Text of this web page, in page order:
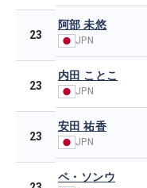
23
阿部 未悠
JPN
23
内田 ことこ
JPN
23
安田 祐香
JPN
ペ・ソンウ